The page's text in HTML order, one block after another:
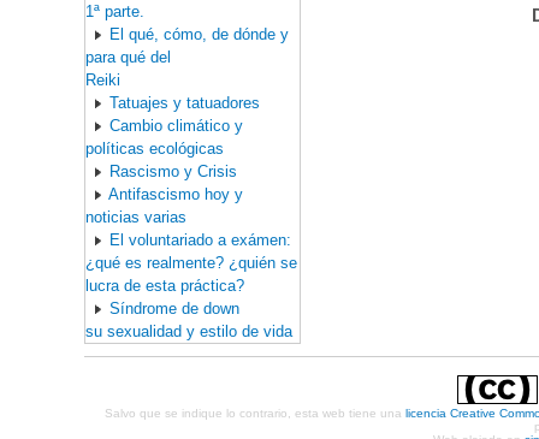
1ª parte.
El qué, cómo, de dónde y
para qué del
Reiki
Tatuajes y tatuadores
Cambio climático y
políticas ecológicas
Rascismo y Crisis
Antifascismo hoy y
noticias varias
El voluntariado a exámen:
¿qué es realmente? ¿quién se
lucra de esta práctica?
Síndrome de down
su sexualidad y estilo de vida
Salvo que se indique lo contrario, esta web tiene una licencia Creative